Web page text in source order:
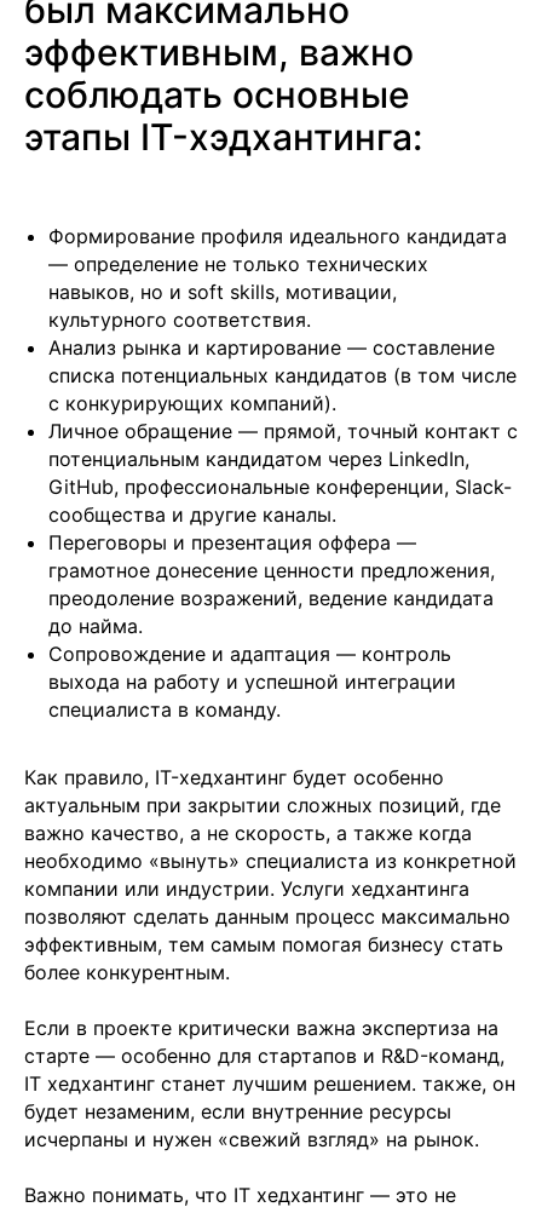
был максимально
эффективным, важно
соблюдать основные
этапы IT-хэдхантинга:
Формирование профиля идеального кандидата
— определение не только технических
навыков, но и soft skills, мотивации,
культурного соответствия.
Анализ рынка и картирование — составление
списка потенциальных кандидатов (в том числе
с конкурирующих компаний).
Личное обращение — прямой, точный контакт с
потенциальным кандидатом через LinkedIn,
GitHub, профессиональные конференции, Slack-
сообщества и другие каналы.
Переговоры и презентация оффера —
грамотное донесение ценности предложения,
преодоление возражений, ведение кандидата
до найма.
Сопровождение и адаптация — контроль
выхода на работу и успешной интеграции
специалиста в команду.
Как правило, IT-хедхантинг будет особенно
актуальным при закрытии сложных позиций, где
важно качество, а не скорость, а также когда
необходимо «вынуть» специалиста из конкретной
компании или индустрии. Услуги хедхантинга
позволяют сделать данным процесс максимально
эффективным, тем самым помогая бизнесу стать
более конкурентным.
Если в проекте критически важна экспертиза на
старте — особенно для стартапов и R&D-команд,
IT хедхантинг станет лучшим решением. также, он
будет незаменим, если внутренние ресурсы
исчерпаны и нужен «свежий взгляд» на рынок.
Важно понимать, что IT хедхантинг — это не
Подобрать специалиста?
+7
Отправить заявку
Мы направим вам коммерческое
предложение в течении часа!
Заполняя данную форму, вы даетеСогласие на
Политикой в отношении обработки персональных
+7 499 380 89 20
info@it-atlas.ru